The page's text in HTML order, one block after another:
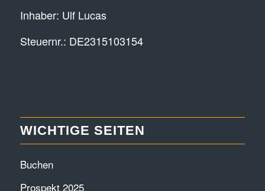
Inhaber: Ulf Lucas
Steuernr.: DE2315103154
WICHTIGE SEITEN
Buchen
Prospekt 2025